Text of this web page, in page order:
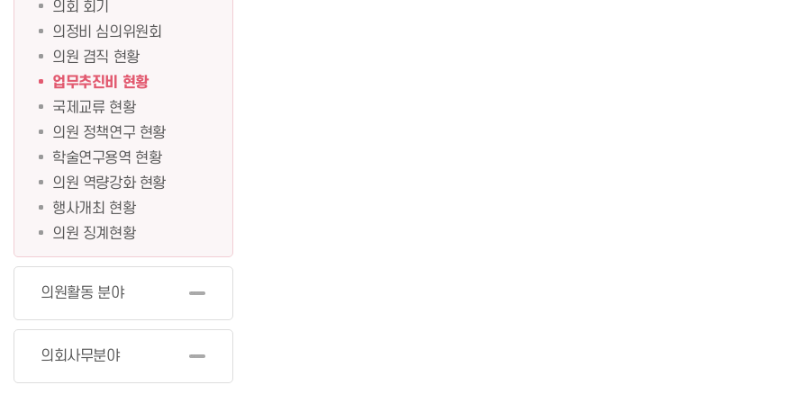
의회 회기
의정비 심의위원회
의원 겸직 현황
업무추진비 현황
국제교류 현황
의원 정책연구 현황
학술연구용역 현황
의원 역량강화 현황
행사개최 현황
의원 징계현황
의원활동 분야
의회사무분야